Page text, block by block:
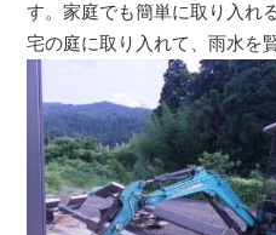
す。家庭でも簡単に取り入れ
宅の庭に取り入れて、雨水を